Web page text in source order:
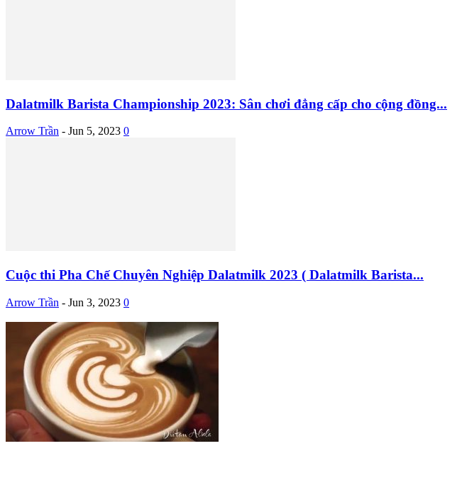
Dalatmilk Barista Championship 2023: Sân chơi đẳng cấp cho cộng đồng...
Arrow Trần - Jun 5, 2023 0
Cuộc thi Pha Chế Chuyên Nghiệp Dalatmilk 2023 ( Dalatmilk Barista...
Arrow Trần - Jun 3, 2023 0